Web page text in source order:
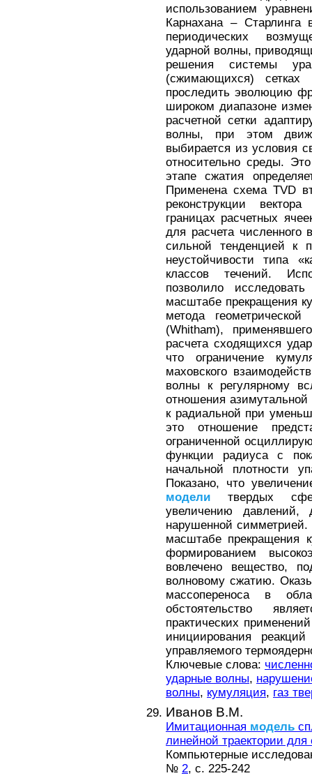
использованием
Карнахана – Старлинга
периодических
ударной волны,
решения системы
(сжимающихся) сетках
проследить эволюцию
широком диапазоне
расчетной сетки
волны, при этом
выбирается из условия
относительно среды.
этапе сжатия
Применена схема TVD
реконструкции
границах расчетных
для расчета численного
сильной тенденцией к
неустойчивости типа
классов течений.
позволило
масштабе прекращения
метода
(Whitham),
расчета сходящихся
что ограничение
маховского
волны к регулярному
отношения
к радиальной при
это отношение
ограниченной
функции радиуса с
начальной плотности
Показано, что
модели твердых
увеличению
нарушенной симметрией.
масштабе прекращения
формированием
вовлечено вещество,
волновому сжатию.
массопереноса в
обстоятельство
практических
инициирования
управляемого
Ключевые слова:
ударные волны,
волны, кумуляция, газ
Иванов В.М.
Имитационная модель
линейной траектории
Компьютерные
№ 2, с. 225-242